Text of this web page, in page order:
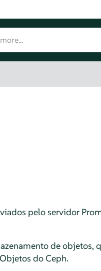
pelo servidor
de objetos,
do Ceph.